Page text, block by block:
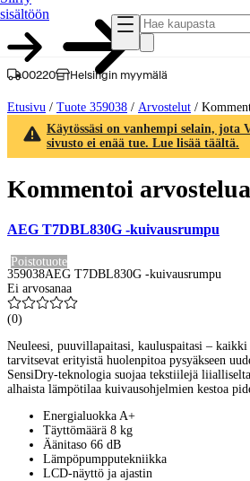
sisältöön
00220 Helsingin myymälä
Etusivu / Tuote 359038 / Arvostelut /
Käytössäsi on vanhempi selain, jota
sivusto ei enää tue. Lue lisää täältä.
Kommentoi arvostelua
AEG T7DBL830G -kuivausrumpu
Poistotuote
359038AEG T7DBL830G -kuivausrumpu
Ei arvosanaa
(0)
Neuleesi, puuvillapaitasi, kauluspaitasi – kaikki
tarvitsevat erityistä huolenpitoa pysyäkseen
SensiDry-teknologia suojaa tekstiilejä
alhaista lämpötilaa kuivausohjelmien kestoa
Energialuokka A+
Täyttömäärä 8 kg
Äänitaso 66 dB
Lämpöpumpputekniikka
LCD-näyttö ja ajastin